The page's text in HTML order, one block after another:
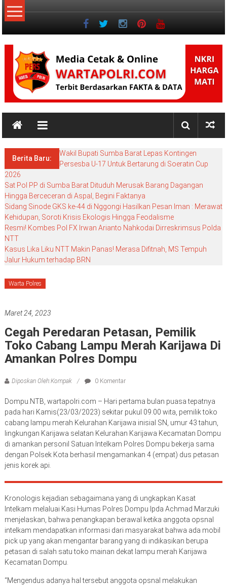
Lompat
ke
NKRI
NKRI
MATIBerita Baru:
Wakil Bupati Sumba Barat Lepas Kontingen
Persesba U-17 Untuk Bertarung di Soeratin Cup
2026
Sat Pol PP di Sumba Barat Dituduh Merusak Barang Dagangan
Hingga Berceceran di Aspal, Begini Faktanya
Sidang Sinode GKS ke-44 di Nggongi Hasilkan Pesan Iman : Merawat
Kehidupan, Soroti Krisis Ekologis Hingga Feodalisme
Resmi! Kombes Pol FX Irwan Arianto Nahkodai Dirreskrimsus Polda
NTT
Kasus Lika Liku NTT Makin Panas! Merasa Difitnah, MS Tempuh
Jalur Hukum terhadap BRN
Warta Polres
Maret 24, 2023
Cegah Peredaran Petasan, Pemilik
Toko Cabang Lampu Merah Karijawa Di
Amankan Polres Dompu
Diposkan Oleh:Kompak 0 Komentar
Dompu.NTB, wartapolri.com – Hari pertama bulan puasa tepatnya
pada hari Kamis(23/03/2023) sekitar pukul 09.00 wita, pemilik toko
cabang lampu merah Kelurahan Karijawa inisial SN, umur 43 tahun,
lingkungan Karijawa selatan Kelurahan Karijawa Kecamatan Dompu
di amankan personil Satuan Intelkam Polres Dompu bekerja sama
dengan Polsek Kota berhasil mengamankan 4 (empat) dus petasan
jenis korek api.
Kronologis kejadian sebagaimana yang di ungkapkan Kasat
Intelkam melaluai Kasi Humas Polres Dompu Ipda Achmad Marzuki
menjelaskan, bahwa penangkapan berawal ketika anggota opsnal
intelkam mendapatkan informasi dari masyarakat bahwa ada mobil
pick up yang akan mengantar barang yang di indikasikan berupa
petasan di salah satu toko mainan dekat lampu merah Karijawa
Kecamatan Dompu.
“Mengendus adanya hal tersebut anggota opsnal melakukan